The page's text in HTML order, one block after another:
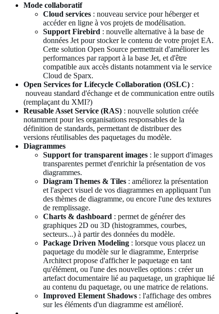
Mode collaboratif
Cloud services : nouveau service pour héberger et
accéder en ligne à vos projets de modélisation.
Support Firebird : nouvelle alternative à la base de
données Jet pour stocker le contenu de votre projet EA.
Cette solution Open Source permettrait d'améliorer les
performances par rapport à la base Jet, et d'être
compatible aux accès distants notamment via le service
Cloud de Sparx.
Open Services for Lifecycle Collaboration (OSLC) :
nouveau standard d'échange et de communication entre outils
(remplaçant du XMI?)
Reusable Asset Service (RAS) : nouvelle solution créée
notamment pour les organisations responsables de la
définition de standards, permettant de distribuer des
versions réutilisables des paquetages du modèle.
Diagrammes
Support for transparent images : le support d'images
transparentes permet d'enrichir la présentation de vos
diagrammes.
Diagram Themes & Tiles : améliorez la présentation
et l'aspect visuel de vos diagrammes en appliquant l'un
des thèmes de diagramme, ou encore l'une des textures
de remplissage.
Charts & dashboard : permet de générer des
graphiques 2D ou 3D (histogrammes, courbes,
secteurs...) à partir des données du modèle.
Package Driven Modeling : lorsque vous placez un
paquetage du modèle sur le diagramme, Enterprise
Architect propose d'afficher le paquetage en tant
qu'élément, ou l'une des nouvelles options : créer un
artefact documentaire lié au paquetage, un graphique lié
au contenu du paquetage, ou une matrice de relations.
Improved Element Shadows : l'affichage des ombres
sur les éléments d'un diagramme est amélioré.